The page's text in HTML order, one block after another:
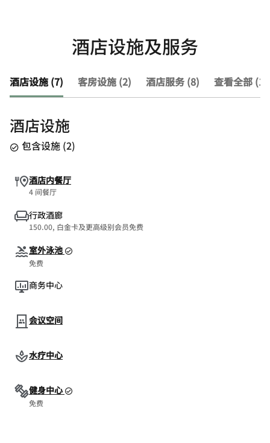
酒店设施及服务
酒店设施 (7) 客房设施 (2) 酒店服务 (8) 查看全部
酒店设施
包含设施 (2)
酒店内餐厅
4 间餐厅
行政酒廊
150.00, 白金卡及更高级别会员免费
室外泳池
免费
商务中心
会议空间
水疗中心
健身中心
免费